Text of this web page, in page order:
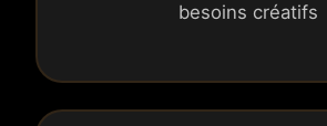
besoins créatifs